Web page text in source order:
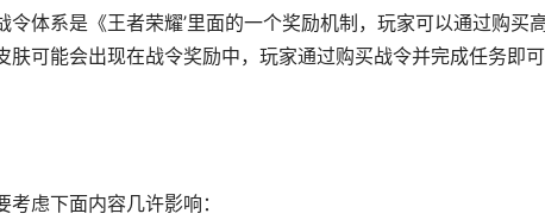
体系是《王者荣耀’里面的一个奖励机制，玩家可以通过购买
可能会出现在战令奖励中，玩家通过购买战令并完成任务即
虑下面内容几许影响：